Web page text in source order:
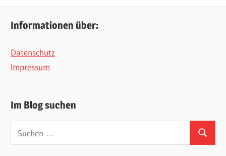
Informationen über:
Datenschutz
Impressum
Im Blog suchen
nach:
Suchen